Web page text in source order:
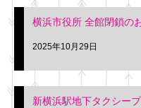
横浜市役所 全館閉鎖の
2025年10月29日
新横浜駅地下タクシー